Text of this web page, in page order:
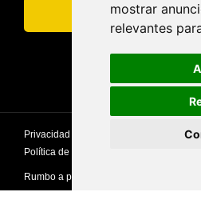
mostrar
relevantes
Privacidad
Politica de
Política de Privacidad
Rumbo a picos